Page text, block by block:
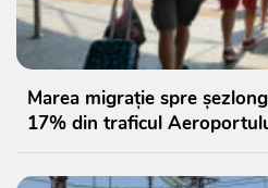
Marea migrație spre
17% din traficul